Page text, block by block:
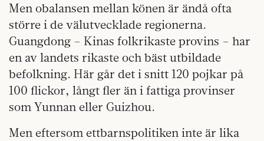
Men obalansen mellan könen är ändå ofta
större i de välutvecklade regionerna.
Guangdong – Kinas folkrikaste provins – har
en av landets rikaste och bäst utbildade
befolkning. Här går det i snitt 120 pojkar på
100 flickor, långt fler än i fattiga provinser
som Yunnan eller Guizhou.
Men eftersom ettbarnspolitiken inte är lika